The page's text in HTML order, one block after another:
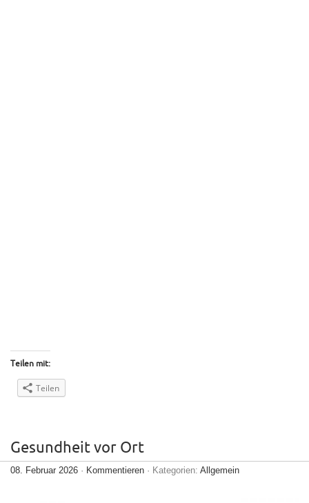
Teilen mit:
Teilen
Gesundheit vor Ort
08. Februar 2026 · Kommentieren · Kategorien: Allgemein